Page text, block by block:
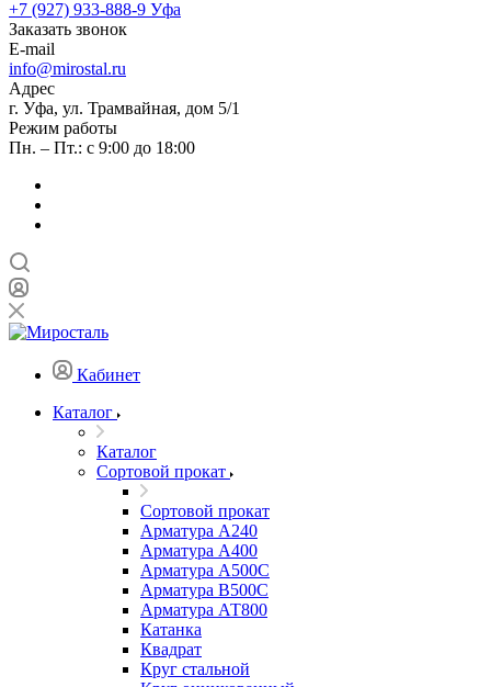
+7 (927) 933-888-9 Уфа
Заказать звонок
E-mail
info@mirostal.ru
Адрес
г. Уфа, ул. Трамвайная, дом 5/1
Режим работы
Пн. – Пт.: с 9:00 до 18:00
Кабинет
Каталог
Каталог
Сортовой прокат
Сортовой прокат
Арматура А240
Арматура А400
Арматура А500C
Арматура В500С
Арматура АТ800
Катанка
Квадрат
Круг стальной